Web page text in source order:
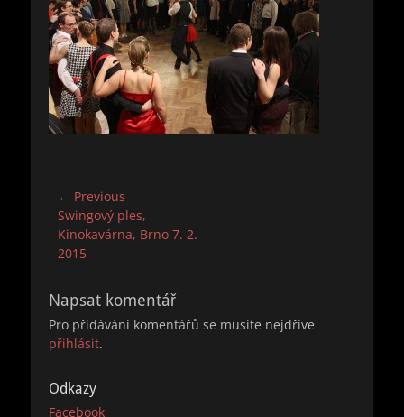
Navigace
pro
příspěvek
← Previous
Previous
post:
Swingový ples,
Kinokavárna, Brno 7. 2.
2015
Napsat komentář
Pro přidávání komentářů se musíte nejdříve
přihlásit.
Odkazy
Facebook